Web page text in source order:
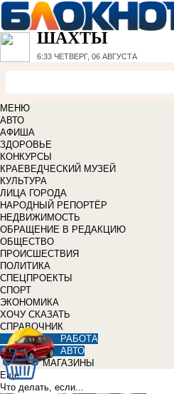
ШАХТЫ
6:33 ЧЕТВЕРГ, 06 АВГУСТА
МЕНЮ
АВТО
АФИША
ЗДОРОВЬЕ
КОНКУРСЫ
КРАЕВЕДЧЕСКИЙ МУЗЕЙ
КУЛЬТУРА
ЛИЦА ГОРОДА
НАРОДНЫЙ РЕПОРТЁР
НЕДВИЖИМОСТЬ
ОБРАЩЕНИЕ В РЕДАКЦИЮ
ОБЩЕСТВО
ПРОИСШЕСТВИЯ
ПОЛИТИКА
СПЕЦПРОЕКТЫ
СПОРТ
ЭКОНОМИКА
ХОЧУ СКАЗАТЬ
СПРАВОЧНИК
РАБОТА
АВТО
МАГАЗИНЫ
Еще
Что делать, если...